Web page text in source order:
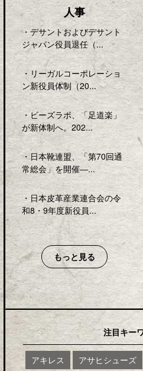
人事
・デサントおよびデサント
ジャパン役員退任（...
・ リーガルコーポレーショ
ン新役員体制（20...
・ ビーズラボ、「足道楽」
が新体制へ。202...
・日本靴連盟、「第70回通
常総会」を開催―...
・ 日本皮革産業連合会の令
和8・9年度新役員...
もっと見る
注目キー
アキレス アサヒシューズ